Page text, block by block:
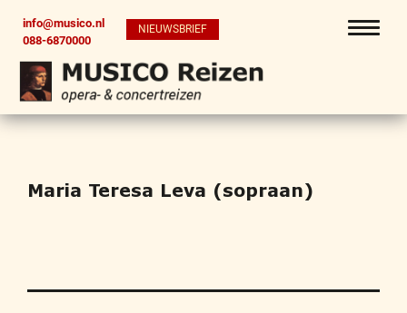
info@musico.nl
088-6870000
NIEUWSBRIEF
Maria Teresa Leva (sopraan)